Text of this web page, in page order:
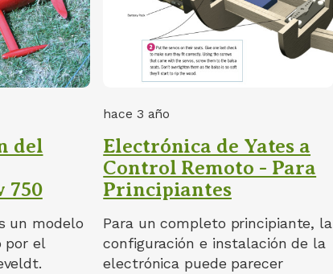
del
750
un modelo
por el
hace 3 año
Electrónica de Yates a
Control Remoto - Para
Principiantes
Para un completo principiante, la
configuración e instalación de la
electrónica puede parecer